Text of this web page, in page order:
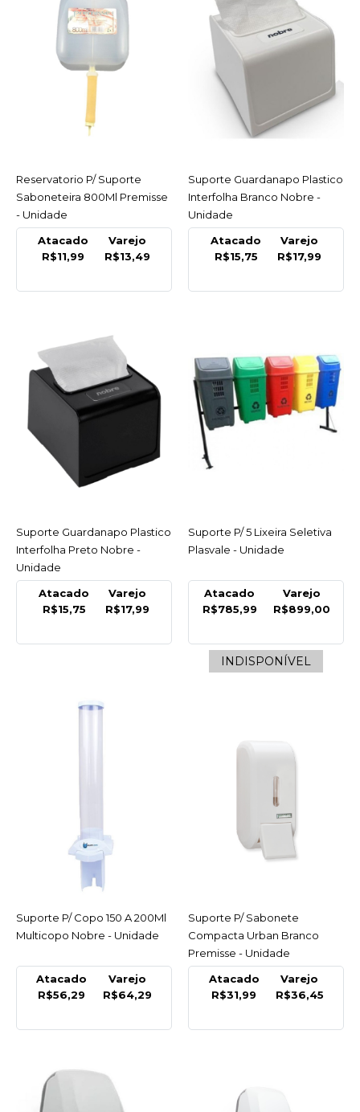
Porta Guardanapo Tipo
Tv Cristal/Plastico -
Unidade
R$16,08
COMPARAR
LISTA DE DESEJO
Tv Inox Metal - Unidade
R$22,23
COMPRAR
INDISPONÍVEL
COMPARAR
Porta Guardanapo Tipo
INDISPONÍVEL
COMPRAR
Reservatorio P/ Suporte
Saboneteira 800Ml
Premisse - Unidade
COMPRAR
LISTA DE DESEJO
ACESSAR
Reservatorio P/ Suporte
Saboneteira 800Ml Premisse
- Unidade
Atacado
R$11,99
Varejo
R$13,49
ACESSAR
Suporte Guardanapo Plastico
Interfolha Branco Nobre -
Unidade
Atacado
R$15,75
Varejo
R$17,99
ACESSAR
Suporte Guardanapo Plastico
Interfolha Preto Nobre -
Unidade
Atacado
R$15,75
Varejo
R$17,99
ACESSAR
Suporte P/ 5 Lixeira Seletiva
Plasvale - Unidade
Atacado
R$785,99
Varejo
R$899,00
INDISPONÍVEL
ACESSAR
Suporte P/ Copo 150 A 200Ml
Multicopo Nobre - Unidade
Atacado
R$56,29
Varejo
R$64,29
ACESSAR
Suporte P/ Sabonete
Compacta Urban Branco
Premisse - Unidade
Atacado
R$31,99
Varejo
R$36,45